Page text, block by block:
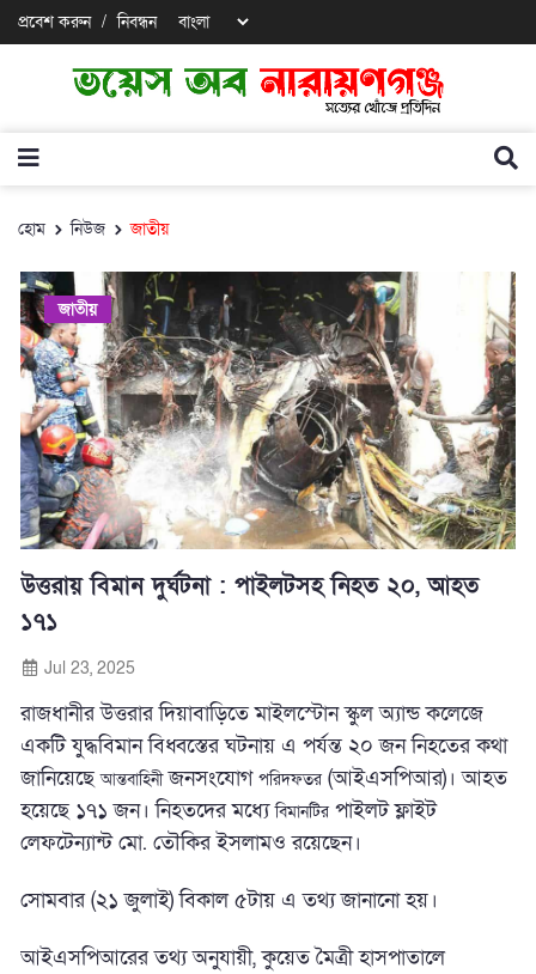
প্রবেশ করুন / নিবন্ধন
হোম নিউজ জাতীয়
জাতীয়
উত্তরায় বিমান দুর্ঘটনা : পাইলটসহ নিহত ২০, আহত
১৭১
Jul 23, 2025
রাজধানীর উত্তরার দিয়াবাড়িতে মাইলস্টোন স্কুল অ্যান্ড কলেজে
একটি যুদ্ধবিমান বিধ্বস্তের ঘটনায় এ পর্যন্ত ২০ জন নিহতের কথা
জানিয়েছেআন্তবাহিনীজনসংযোগ পরিদফতর(আইএসপিআর)। আহত
হয়েছে ১৭১ জন। নিহতদের মধ্যেবিমানটিরপাইলট ফ্লাইট
লেফটেন্যান্ট মো. তৌকির ইসলামও রয়েছেন।
সোমবার (২১ জুলাই) বিকাল ৫টায় এ তথ্য জানানো হয়।
আইএসপিআরের তথ্য অনুযায়ী, কুয়েত মৈত্রী হাসপাতালে